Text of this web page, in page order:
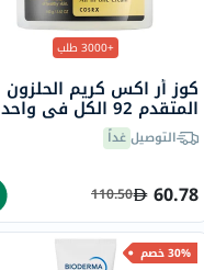
+3000 طلب
كوز أر اكس كريم الحلزون
المتقدم 92 الكل في واحد
100 ملالتوصيلغداً
60.78
110.50
30% خصم